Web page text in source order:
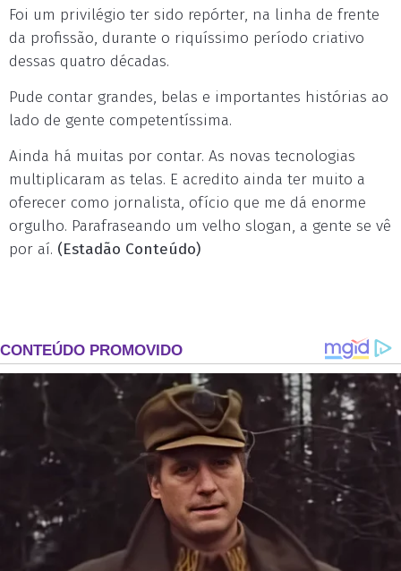
Foi um privilégio ter sido repórter, na linha de frente
da profissão, durante o riquíssimo período criativo
dessas quatro décadas.
Pude contar grandes, belas e importantes histórias ao
lado de gente competentíssima.
Ainda há muitas por contar. As novas tecnologias
multiplicaram as telas. E acredito ainda ter muito a
oferecer como jornalista, ofício que me dá enorme
orgulho. Parafraseando um velho slogan, a gente se vê
por aí. (Estadão Conteúdo)